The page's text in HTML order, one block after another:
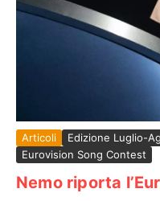
Articoli
Edizione Luglio-
Eurovision Song Contest
Nemo riporta